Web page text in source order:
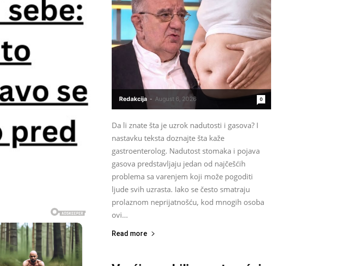
Redakcija - August 6, 2026 0
Da li znate šta je uzrok nadutosti i gasova? I
nastavku teksta doznajte šta kaže
gastroenterolog. Nadutost stomaka i pojava
gasova predstavljaju jedan od najčešćih
problema sa varenjem koji može pogoditi
ljude svih uzrasta. Iako se često smatraju
prolaznom neprijatnošću, kod mnogih osoba
ovi...
Read more